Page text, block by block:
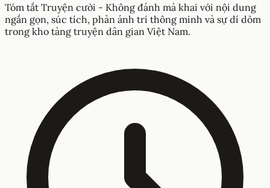
Tóm tắt Truyện cười - Không đánh mà khai với nội dung
ngắn gọn, súc tích, phản ánh trí thông minh và sự dí dỏm
trong kho tàng truyện dân gian Việt Nam.